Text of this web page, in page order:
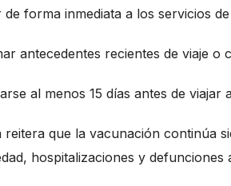
de forma inmediata a los servicios
antecedentes recientes de viaje
al menos 15 días antes de
reitera que la vacunación continúa
hospitalizaciones y defunciones